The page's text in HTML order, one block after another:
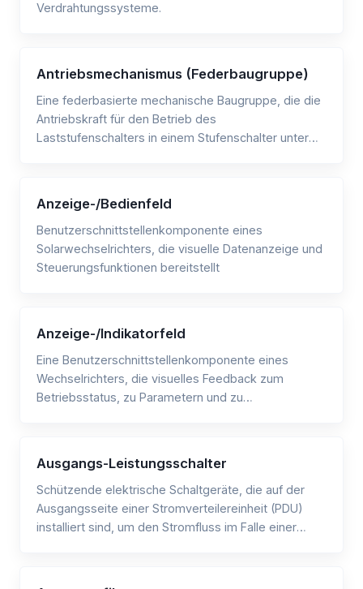
Verdrahtungssysteme.
Antriebsmechanismus (Federbaugruppe)
Eine federbasierte mechanische Baugruppe, die die
Antriebskraft für den Betrieb des
Laststufenschalters in einem Stufenschalter unter
Anzeige-/Bedienfeld
Benutzerschnittstellenkomponente eines
Solarwechselrichters, die visuelle Datenanzeige und
Steuerungsfunktionen bereitstellt
Anzeige-/Indikatorfeld
Eine Benutzerschnittstellenkomponente eines
Wechselrichters, die visuelles Feedback zum
Betriebsstatus, zu Parametern und zu
Ausgangs-Leistungsschalter
Schützende elektrische Schaltgeräte, die auf der
Ausgangsseite einer Stromverteilereinheit (PDU)
installiert sind, um den Stromfluss im Falle einer